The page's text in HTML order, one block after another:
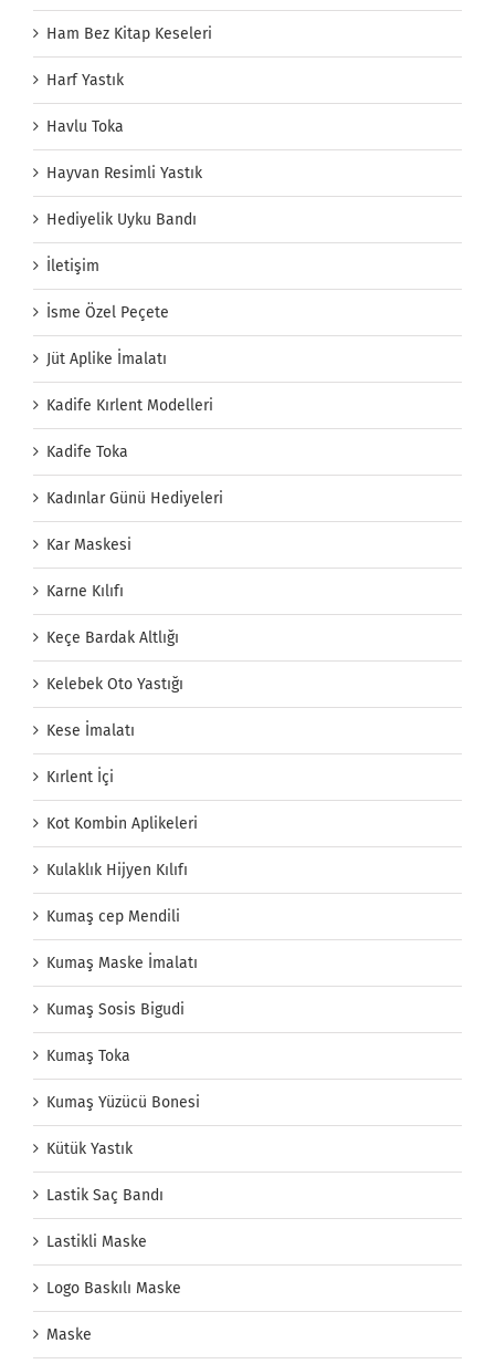
Ham Bez Kitap Keseleri
Harf Yastık
Havlu Toka
Hayvan Resimli Yastık
Hediyelik Uyku Bandı
İletişim
İsme Özel Peçete
Jüt Aplike İmalatı
Kadife Kırlent Modelleri
Kadife Toka
Kadınlar Günü Hediyeleri
Kar Maskesi
Karne Kılıfı
Keçe Bardak Altlığı
Kelebek Oto Yastığı
Kese İmalatı
Kırlent İçi
Kot Kombin Aplikeleri
Kulaklık Hijyen Kılıfı
Kumaş cep Mendili
Kumaş Maske İmalatı
Kumaş Sosis Bigudi
Kumaş Toka
Kumaş Yüzücü Bonesi
Kütük Yastık
Lastik Saç Bandı
Lastikli Maske
Logo Baskılı Maske
Maske